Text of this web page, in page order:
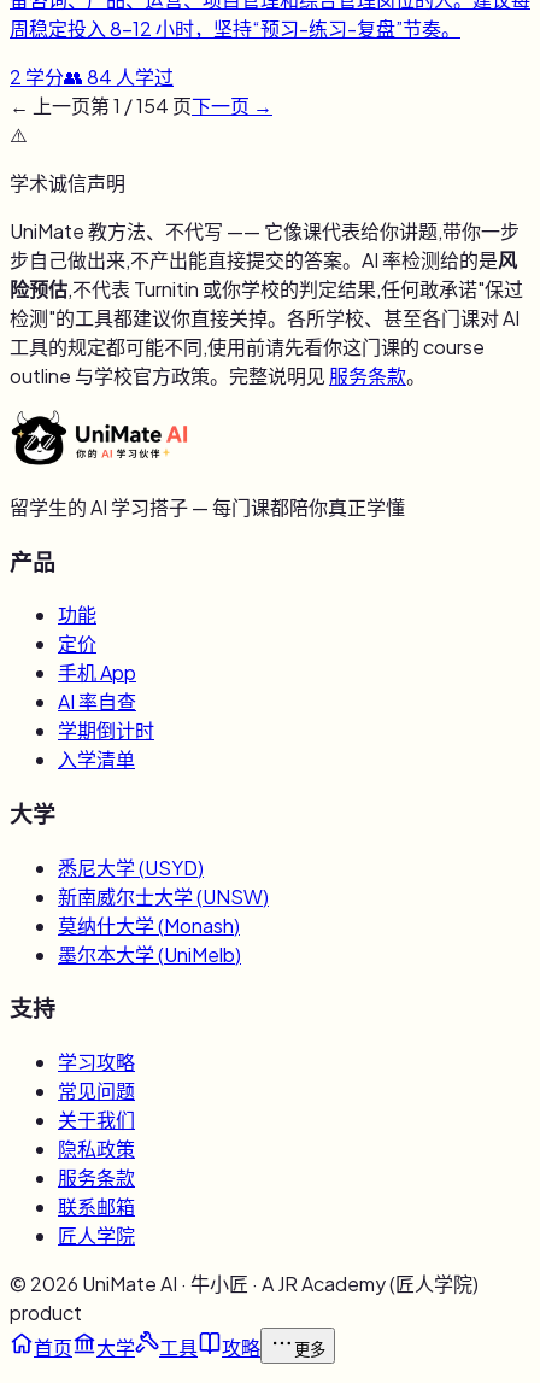
周稳定投入 8-12 小时，坚持“预习-练习-复盘”节奏。
2 学分👥84 人学过
← 上一页第1 /154 页下一页 →
⚠️
学术诚信声明
UniMate 教方法、不代写 —— 它像课代表给你讲题,带你一步
步自己做出来,不产出能直接提交的答案。AI 率检测给的是风
险预估,不代表 Turnitin 或你学校的判定结果,任何敢承诺"保过
检测"的工具都建议你直接关掉。各所学校、甚至各门课对 AI
工具的规定都可能不同,使用前请先看你这门课的 course
outline 与学校官方政策。完整说明见 服务条款。
留学生的 AI 学习搭子 — 每门课都陪你真正学懂
产品
功能
定价
手机 App
AI 率自查
学期倒计时
入学清单
大学
悉尼大学(USYD)
新南威尔士大学(UNSW)
莫纳什大学(Monash)
墨尔本大学(UniMelb)
支持
学习攻略
常见问题
关于我们
隐私政策
服务条款
联系邮箱
匠人学院
© 2026 UniMate AI · 牛小匠 · A JR Academy (匠人学院)
product
首页
大学 工具 攻略 更多